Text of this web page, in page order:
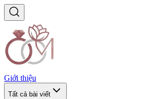
Giới thiệu
Tất cả bài viết